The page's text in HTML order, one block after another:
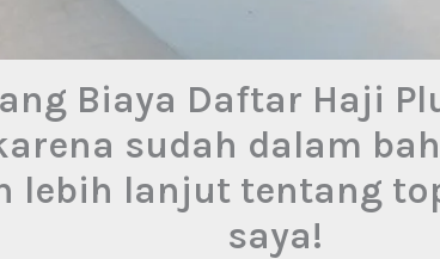
Biaya Daftar Haji
sudah dalam
lebih lanjut tentang
saya!